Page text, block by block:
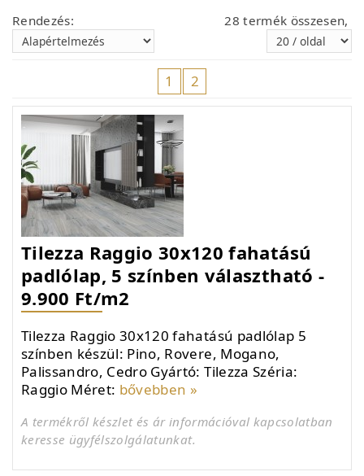
Rendezés: 28 termék összesen,
1 2
Tilezza Raggio 30x120 fahatású
padlólap, 5 színben választható -
9.900 Ft/m2
Tilezza Raggio 30x120 fahatású padlólap 5
színben készül: Pino, Rovere, Mogano,
Palissandro, Cedro Gyártó: Tilezza Széria:
Raggio Méret: bővebben »
A termékről készlet és ár információval kapcsolatban
keresse ügyfélszolgálatunkat.